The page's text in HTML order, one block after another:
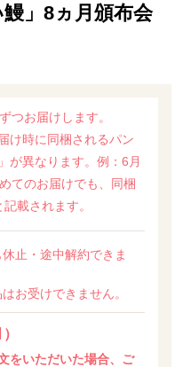
」8ヵ月頒布会
つお届けします。
け時に同梱されるパン
が異なります。例：6月
てのお届けでも、同梱
載されます。
止・途中解約できま
お受けできません。
をいただいた場合、ご